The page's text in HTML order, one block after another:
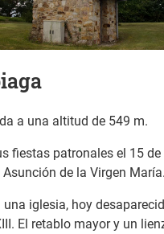
a una altitud de 549 m.
fiestas patronales el 15
Asunción de la Virgen María.
una iglesia, hoy
El retablo mayor y un